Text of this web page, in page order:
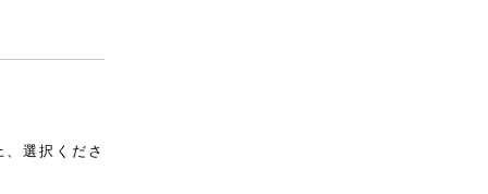
選択くださ